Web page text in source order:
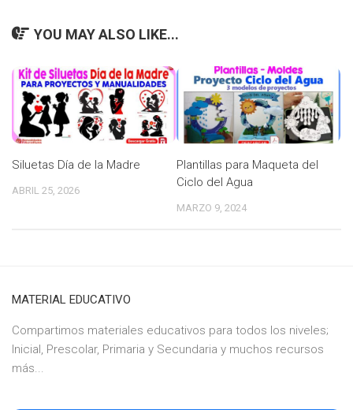
YOU MAY ALSO LIKE...
Siluetas Día de la Madre
ABRIL 25, 2026
Plantillas para Maqueta del
Ciclo del Agua
MARZO 9, 2024
MATERIAL EDUCATIVO
Compartimos materiales educativos para todos los niveles;
Inicial, Prescolar, Primaria y Secundaria y muchos recursos
más...